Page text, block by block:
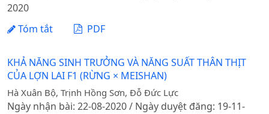
2020
Tóm tắt
PDF
KHẢ NĂNG SINH TRƯỞNG VÀ NĂNG SUẤT THÂN THỊT
CỦA LỢN LAI F1 (RỪNG × MEISHAN)
Hà Xuân Bộ, Trịnh Hồng Sơn, Đỗ Đức Lực
Ngày nhận bài: 22-08-2020 / Ngày duyệt đăng: 19-11-